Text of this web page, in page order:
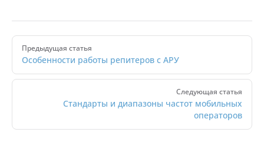
PagerПредыдущая статья
Особенности работы репитеров с АРУ
Следующая статья
Стандарты и диапазоны частот мобильных
операторов